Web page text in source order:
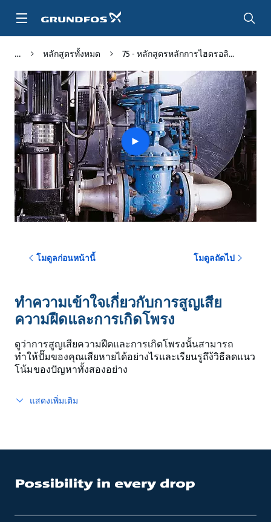
หลัก
หลักสูตรทั้งหมด 75 - หลักสูตรหลักการไฮดรอลิ...
Play
video
โมดูลก่อนหน้านี้ โมดูลถัดไป
ทำความเข้าใจเกี่ยวกับการสูญเสีย
ความฝืดและการเกิดโพรง
ดูว่าการสูญเสียความฝืดและการเกิดโพรงนั้นสามารถ
ทำให้ปั๊มของคุณเสียหายได้อย่างไรและเรียนรูถึง้วิธีลดแนว
โน้มของปัญหาทั้งสองอย่าง
แสดงเพิ่มเติม